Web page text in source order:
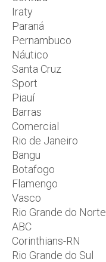
Iraty
Paraná
Pernambuco
Náutico
Santa Cruz
Sport
Piauí
Barras
Comercial
Rio de Janeiro
Bangu
Botafogo
Flamengo
Vasco
Rio Grande do Norte
ABC
Corinthians-RN
Rio Grande do Sul